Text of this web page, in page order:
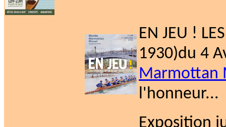
EN JEU !
1930)du 4
Marmottan
l'honneur...
Exposition